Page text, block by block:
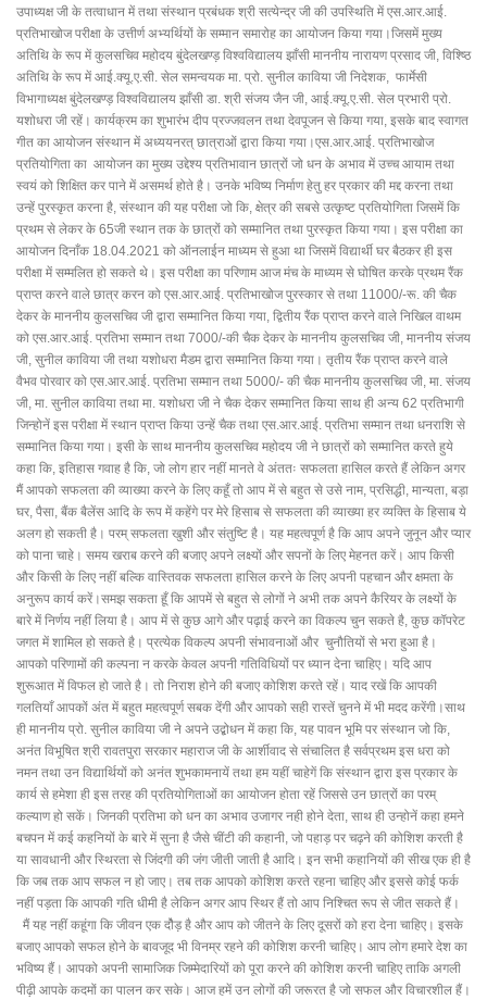
उपाध्यक्ष जी के तत्वाधान में तथा संस्थान प्रबंधक श्री सत्येन्द्र जी की उपस्थिति में एस.आर.आई.
प्रतिभाखोज परीक्षा के उत्तीर्ण अभ्यर्थियों के सम्मान समारोह का आयोजन किया गया।जिसमें मुख्य
अतिथि के रूप में कुलसचिव महोदय बुंदेलखण्ड़ विश्वविद्यालय झाँसी माननीय नारायण प्रसाद जी, विश्ष्ठि
अतिथि के रूप में आई.क्यू.ए.सी. सेल समन्वयक मा. प्रो. सुनील काविया जी निदेशक, फार्मेसी
विभागाध्यक्ष बुंदेलखण्ड़ विश्वविद्यालय झाँसी डा. श्री संजय जैन जी, आई.क्यू.ए.सी. सेल प्रभारी प्रो.
यशोधरा जी रहें। कार्यक्रम का शुभारंभ दीप प्रज्जवलन तथा देवपूजन से किया गया, इसके बाद स्वागत
गीत का आयोजन संस्थान में अध्ययनरत् छात्राओं द्वारा किया गया।एस.आर.आई. प्रतिभाखोज
प्रतियोगिता का आयोजन का मुख्य उद्देश्य प्रतिभावान छात्रों जो धन के अभाव में उच्च आयाम तथा
स्वयं को शिक्षित कर पाने में असमर्थ होते है। उनके भविष्य निर्माण हेतु हर प्रकार की मद्द करना तथा
उन्हें पुरस्कृत करना है, संस्थान की यह परीक्षा जो कि, क्षेत्र की सबसे उत्कृष्ट प्रतियोगिता जिसमें कि
प्रथम से लेकर के 65जी स्थान तक के छात्रों को सम्मानित तथा पुरस्कृत किया गया। इस परीक्षा का
आयोजन दिनाँक 18.04.2021 को ऑनलाईन माध्यम से हुआ था जिसमें विद्यार्थी घर बैठकर ही इस
परीक्षा में सम्मलित हो सकते थे। इस परीक्षा का परिणाम आज मंच के माध्यम से घोषित करके प्रथम रैंक
प्राप्त करने वाले छात्र करन को एस.आर.आई. प्रतिभाखोज पुरस्कार से तथा 11000/-रू. की चैक
देकर के माननीय कुलसचिव जी द्वारा सम्मानित किया गया, द्वितीय रैंक प्राप्त करने वाले निखिल वाथम
को एस.आर.आई. प्रतिभा सम्मान तथा 7000/-की चैक देकर के माननीय कुलसचिव जी, माननीय संजय
जी, सुनील काविया जी तथा यशोधरा मैडम द्वारा सम्मानित किया गया। तृतीय रैंक प्राप्त करने वाले
वैभव पोरवार को एस.आर.आई. प्रतिभा सम्मान तथा 5000/- की चैक माननीय कुलसचिव जी, मा. संजय
जी, मा. सुनील काविया तथा मा. यशोधरा जी ने चैक देकर सम्मानित किया साथ ही अन्य 62 प्रतिभागी
जिन्होनें इस परीक्षा में स्थान प्राप्त किया उन्हें चैक तथा एस.आर.आई. प्रतिभा सम्मान तथा धनराशि से
सम्मानित किया गया। इसी के साथ माननीय कुलसचिव महोदय जी ने छात्रों को सम्मानित करते हुये
कहा कि, इतिहास गवाह है कि, जो लोग हार नहीं मानते वे अंततः सफलता हासिल करते हैं लेकिन अगर
मैं आपको सफलता की व्याख्या करने के लिए कहूँ तो आप में से बहुत से उसे नाम, प्रसिद्धी, मान्यता, बड़ा
घर, पैसा, बैंक बैलेंस आदि के रूप में कहेंगे पर मेरे हिसाब से सफलता की व्याख्या हर व्यक्ति के हिसाब ये
अलग हो सकती है। परम् सफलता खुशी और संतुष्टि है। यह महत्वपूर्ण है कि आप अपने जुनून और प्यार
को पाना चाहे। समय खराब करने की बजाए अपने लक्ष्यों और सपनों के लिए मेहनत करें। आप किसी
और किसी के लिए नहीं बल्कि वास्तिवक सफलता हासिल करने के लिए अपनी पहचान और क्षमता के
अनुरूप कार्य करें।समझ सकता हूँ कि आपमें से बहुत से लोगों ने अभी तक अपने कैरियर के लक्ष्यों के
बारे में निर्णय नहीं लिया है। आप में से कुछ आगे और पढ़ाई करने का विकल्प चुन सकते है, कुछ कॉपरेट
जगत में शामिल हो सकते है। प्रत्येक विकल्प अपनी संभावनाओं और चुनौतियों से भरा हुआ है।
आपको परिणामों की कल्पना न करके केवल अपनी गतिविधियों पर ध्यान देना चाहिए। यदि आप
शुरूआत में विफल हो जाते है। तो निराश होने की बजाए कोशिश करते रहें। याद रखें कि आपकी
गलतियाँ आपकों अंत में बहुत महत्वपूर्ण सबक देंगी और आपको सही रास्तें चुनने में भी मदद करेंगी।साथ
ही माननीय प्रो. सुनील काविया जी ने अपने उद्बोधन में कहा कि, यह पावन भूमि पर संस्थान जो कि,
अनंत विभूषित श्री रावतपुरा सरकार महाराज जी के आर्शीवाद से संचालित है सर्वप्रथम इस धरा को
नमन तथा उन विद्यार्थियों को अनंत शुभकामनायें तथा हम यहीं चाहेगें कि संस्थान द्वारा इस प्रकार के
कार्य से हमेशा ही इस तरह की प्रतियोगिताओं का आयोजन होता रहें जिससे उन छात्रों का परम्
कल्याण हो सकें। जिनकी प्रतिभा को धन का अभाव उजागर नही होने देता, साथ ही उन्होनें कहा हमने
बचपन में कई कहनियों के बारे में सुना है जैसे चींटी की कहानी, जो पहाड़ पर चढ़ने की कोशिश करती है
या सावधानी और स्थिरता से जिंदगी की जंग जीती जाती है आदि। इन सभी कहानियों की सीख एक ही है
कि जब तक आप सफल न हो जाए। तब तक आपको कोशिश करते रहना चाहिए और इससे कोई फर्क
नहीं पड़ता कि आपकी गति धीमी है लेकिन अगर आप स्थिर हैं तो आप निश्चित रूप से जीत सकते हैं।
मैं यह नहीं कहूंगा कि जीवन एक दोैड़ है और आप को जीतने के लिए दूसरों को हरा देना चाहिए। इसके
बजाए आपको सफल होने के बावजूद भी विनम्र रहने की कोशिश करनी चाहिए। आप लोग हमारे देश का
भविष्य हैं। आपको अपनी सामाजिक जिम्मेदारियों को पूरा करने की कोशिश करनी चाहिए ताकि अगली
पीढ़ी आपके कदमों का पालन कर सके। आज हमें उन लोगों की जरूरत है जो सफल और विचारशील हैं।